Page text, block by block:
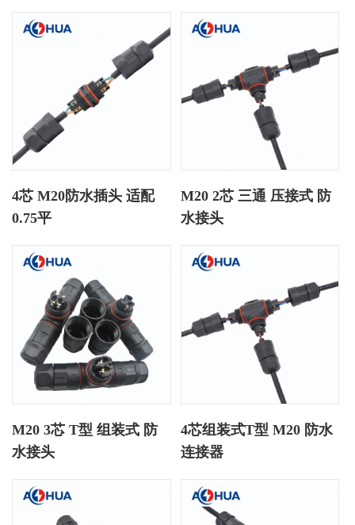
4芯 M20防水插头 适配
0.75平
M20 2芯 三通 压接式 防
水接头
M20 3芯 T型 组装式 防
水接头
4芯组装式T型 M20 防水
连接器